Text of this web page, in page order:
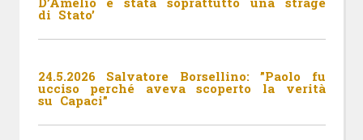
di Stato’
24.5.2026 Salvatore Borsellino: ”Paolo fu
ucciso perché aveva scoperto la verità
su Capaci”